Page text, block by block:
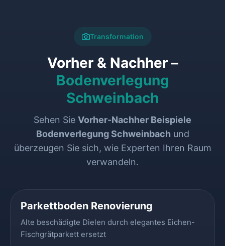
Transformation
Vorher & Nachher –
Bodenverlegung
Schweinbach
Sehen Sie Vorher-Nachher Beispiele
Bodenverlegung Schweinbach und
überzeugen Sie sich, wie Experten Ihren Raum
verwandeln.
Parkettboden Renovierung
Alte beschädigte Dielen durch elegantes Eichen-
Fischgrätparkett ersetzt